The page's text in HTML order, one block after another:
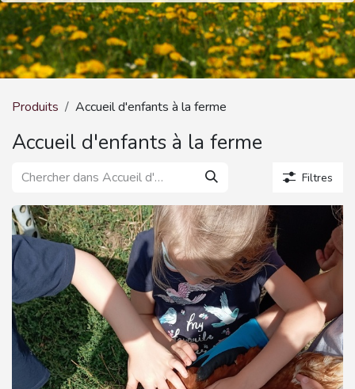
Produits Accueil d'enfants à la ferme
Accueil d'enfants à la ferme
Filtres